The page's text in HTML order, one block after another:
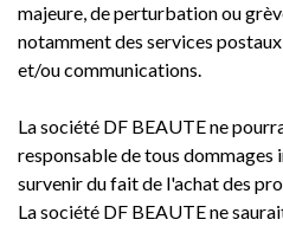
majeure, de perturbation ou
notamment des services
et/ou communications.
La société DF BEAUTE ne
responsable de tous
survenir du fait de l'achat des
La société DF BEAUTE ne